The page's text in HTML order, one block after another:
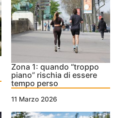
Zona 1: quando “troppo
piano” rischia di essere
tempo perso
11 Marzo 2026